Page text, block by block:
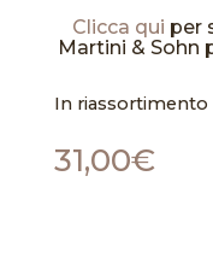
Clicca qui per
Martini & Sohn
In riassortimento
31,00€